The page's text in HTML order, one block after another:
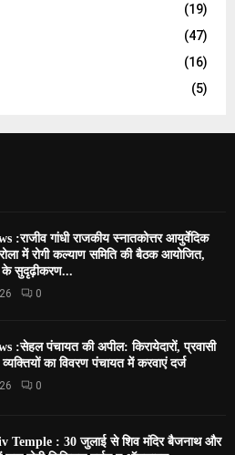
(19)
(47)
(16)
(5)
:राजीव गांधी राजकीय स्नातकोत्तर आयुर्वेदिक
में रोगी कल्याण समिति की बैठक आयोजित,
के सुदृढ़ीकरण...
0
:सेहल पंचायत की अपील: किरायेदारों, प्रवासी
व्यक्तियों का विवरण पंचायत में करवाएं दर्ज
0
Temple : 30 जुलाई से शिव मंदिर बैजनाथ और